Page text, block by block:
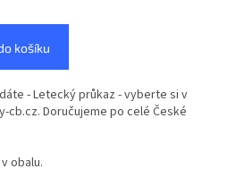
košíku
- Letecký průkaz - vyberte si v
cb.cz. Doručujeme po celé České
obalu.